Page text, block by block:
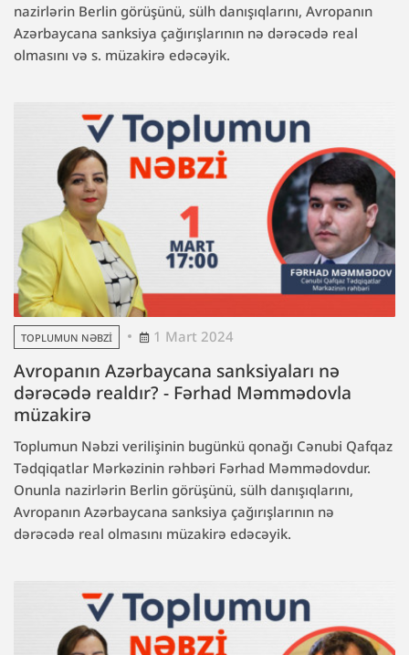
nazirlərin Berlin görüşünü, sülh danışıqlarını, Avropanın
Azərbaycana sanksiya çağırışlarının nə dərəcədə real
olmasını və s. müzakirə edəcəyik.
TOPLUMUN NƏBZI 1 Mart 2024
Avropanın Azərbaycana sanksiyaları nə
dərəcədə realdır? - Fərhad Məmmədovla
müzakirə
Toplumun Nəbzi verilişinin bugünkü qonağı Cənubi Qafqaz
Tədqiqatlar Mərkəzinin rəhbəri Fərhad Məmmədovdur.
Onunla nazirlərin Berlin görüşünü, sülh danışıqlarını,
Avropanın Azərbaycana sanksiya çağırışlarının nə
dərəcədə real olmasını müzakirə edəcəyik.